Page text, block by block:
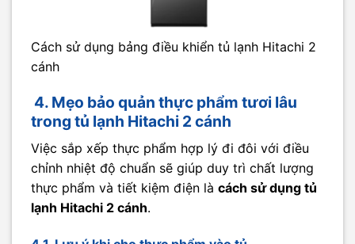
Cách sử dụng bảng điều khiển tủ lạnh Hitachi 2
cánh
4. Mẹo bảo quản thực phẩm tươi lâu
trong tủ lạnh Hitachi 2 cánh
Việc sắp xếp thực phẩm hợp lý đi đôi với điều
chỉnh nhiệt độ chuẩn sẽ giúp duy trì chất lượng
thực phẩm và tiết kiệm điện là cách sử dụng tủ
lạnh Hitachi 2 cánh.